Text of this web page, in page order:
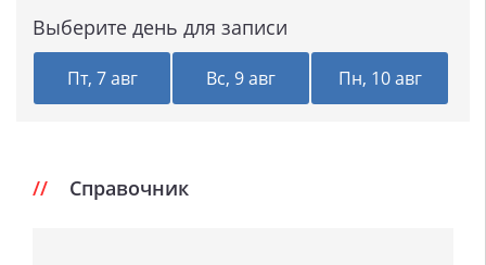
Выберите день для записи
Пт, 7 авг Вс, 9 авг Пн, 10 авг
Справочник